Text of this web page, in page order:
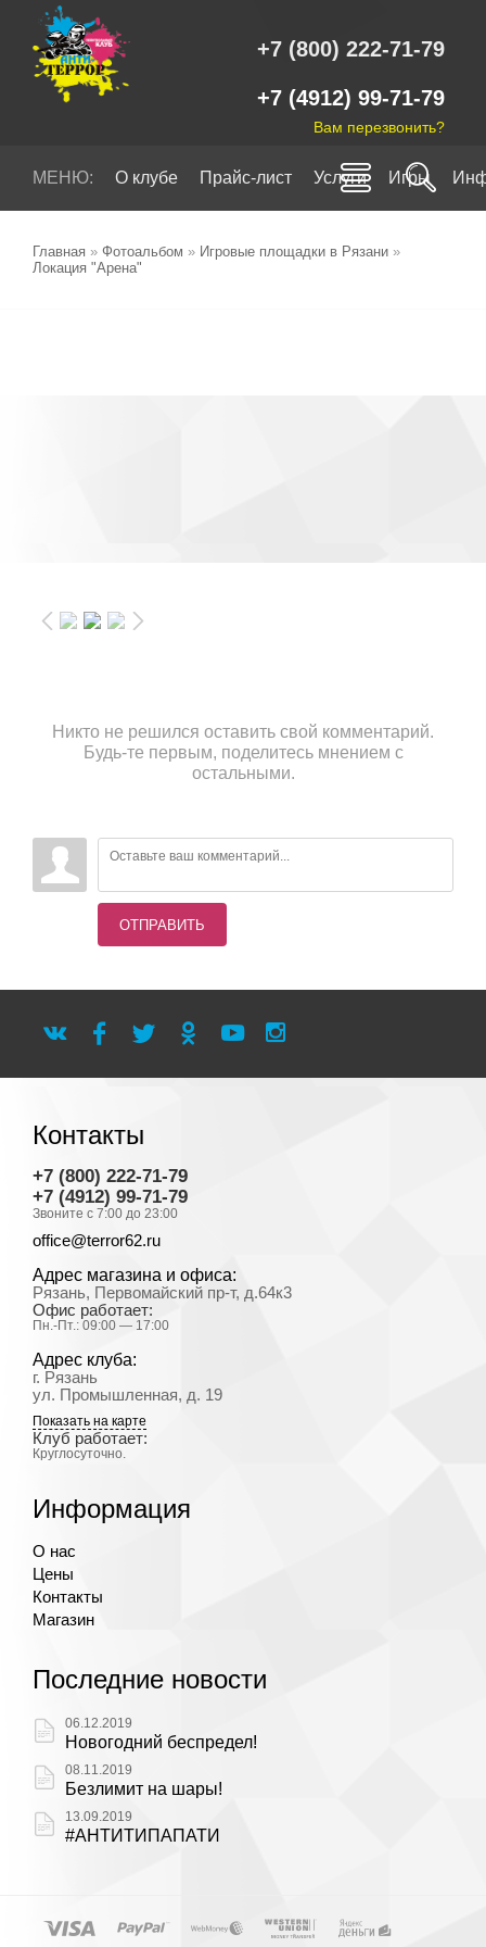
+7 (800) 222-71-79
+7 (4912) 99-71-79
Вам перезвонить?
МЕНЮ: О клубе Прайс-лист Услуги Игры
Главная » Фотоальбом » Игровые площадки в Рязани »
Локация "Арена"
Никто не решился оставить свой комментарий.
Будь-те первым, поделитесь мнением с
остальными.
ОТПРАВИТЬ
Контакты
+7 (800) 222-71-79
+7 (4912) 99-71-79
Звоните с 7:00 до 23:00
office@terror62.ru
Адрес магазина и офиса:
Рязань, Первомайский пр-т, д.64к3
Офис работает:
Пн.-Пт.: 09:00 — 17:00
Адрес клуба:
г. Рязань
ул. Промышленная, д. 19
Показать на карте
Клуб работает:
Круглосуточно.
Информация
О нас
Цены
Контакты
Магазин
Последние новости
06.12.2019
Новогодний беспредел!
08.11.2019
Безлимит на шары!
13.09.2019
#АНТИТИПАПАТИ